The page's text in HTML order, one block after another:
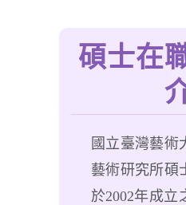
碩士在
國立臺灣藝術
藝術研究所碩
於2002年成立